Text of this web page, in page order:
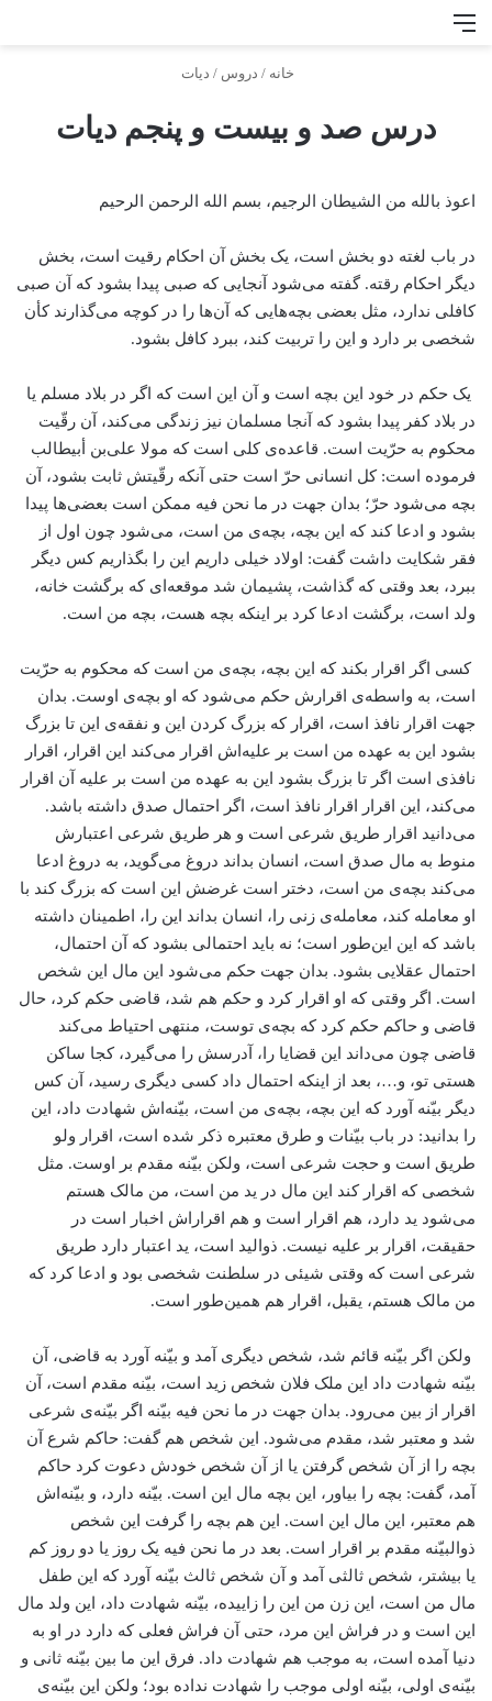
منو
خانه / دروس / دیات
درس صد و بیست و پنجم دیات
اعوذ بالله من الشیطان الرجیم، بسم الله الرحمن الرحیم
در باب لغته دو بخش است، یک بخش آن احکام رقیت است، بخش
دیگر احکام رقته. گفته می‌شود آنجایی که صبی پیدا بشود که آن صبی
کافلی ندارد، مثل بعضی بچه‌هایی که آن‌ها را در کوچه می‌گذارند کأن
شخصی بر دارد و این را تربیت کند، ببرد کافل بشود.
یک حکم در خود این بچه است و آن این است که اگر در بلاد مسلم یا
در بلاد کفر پیدا بشود که آنجا مسلمان نیز زندگی می‌کند، آن رقّیت
محکوم به حرّیت است. قاعده‌ی کلی است که مولا علی‌بن أبیطالب
فرموده است: کل انسانی حرّ است حتی آنکه رقّیتش ثابت بشود، آن
بچه می‌شود حرّ؛ بدان جهت در ما نحن فیه ممکن است بعضی‌ها پیدا
بشود و ادعا کند که این بچه، بچه‌ی من است، می‌شود چون اول از
فقر شکایت داشت گفت: اولاد خیلی داریم این را بگذاریم کس دیگر
ببرد، بعد وقتی که گذاشت، پشیمان شد موقعه‌ای که برگشت خانه،
ولد است، برگشت ادعا کرد بر اینکه بچه هست، بچه من است.
کسی اگر اقرار بکند که این بچه، بچه‌ی من است که محکوم به حرّیت
است، به واسطه‌ی اقرارش حکم می‌شود که او بچه‌ی اوست. بدان
جهت اقرار نافذ است، اقرار که بزرگ کردن این و نفقه‌ی این تا بزرگ
بشود این به عهده من است بر علیه‌اش اقرار می‌کند این اقرار، اقرار
نافذی است اگر تا بزرگ بشود این به عهده من است بر علیه آن اقرار
می‌کند، این اقرار اقرار نافذ است، اگر احتمال صدق داشته باشد.
می‌دانید اقرار طریق شرعی است و هر طریق شرعی اعتبارش
منوط به مال صدق است، انسان بداند دروغ می‌گوید، به دروغ ادعا
می‌کند بچه‌ی من است، دختر است غرضش این است که بزرگ کند با
او معامله کند، معامله‌ی زنی را، انسان بداند این را، اطمینان داشته
باشد که این این‌طور است؛ نه باید احتمالی بشود که آن احتمال،
احتمال عقلایی بشود. بدان جهت حکم می‌شود این مال این شخص
است. اگر وقتی که او اقرار کرد و حکم هم شد، قاضی حکم کرد، حال
قاضی و حاکم حکم کرد که بچه‌ی توست، منتهی احتیاط می‌کند
قاضی چون می‌داند این قضایا را، آدرسش را می‌گیرد، کجا ساکن
هستی تو، و…، بعد از اینکه احتمال داد کسی دیگری رسید، آن کس
دیگر بیّنه آورد که این بچه، بچه‌ی من است، بیّنه‌اش شهادت داد، این
را بدانید: در باب بیّنات و طرق معتبره ذکر شده است، اقرار ولو
طریق است و حجت شرعی است، ولکن بیّنه مقدم بر اوست. مثل
شخصی که اقرار کند این مال در ید من است، من مالک هستم
می‌شود ید دارد، هم اقرار است و هم اقراراش اخبار است در
حقیقت، اقرار بر علیه نیست. ذوالید است، ید اعتبار دارد طریق
شرعی است که وقتی شیئی در سلطنت شخصی بود و ادعا کرد که
من مالک هستم، یقبل، اقرار هم همین‌طور است.
ولکن اگر بیّنه قائم شد، شخص دیگری آمد و بیّنه آورد به قاضی، آن
بیّنه شهادت داد این ملک فلان شخص زید است، بیّنه مقدم است، آن
اقرار از بین می‌رود. بدان جهت در ما نحن فیه بیّنه اگر بیّنه‌ی شرعی
شد و معتبر شد، مقدم می‌شود. این شخص هم گفت: حاکم شرع آن
بچه را از آن شخص گرفتن یا از آن شخص خودش دعوت کرد حاکم
آمد، گفت: بچه را بیاور، این بچه مال این است. بیّنه دارد، و بیّنه‌اش
هم معتبر، این مال این است. این هم بچه را گرفت این شخص
ذوالبیّنه مقدم بر اقرار است. بعد در ما نحن فیه یک روز یا دو روز کم
یا بیشتر، شخص ثالثی آمد و آن شخص ثالث بیّنه آورد که این طفل
مال من است، این زن من این را زاییده، بیّنه شهادت داد، این ولد مال
این است و در فراش این مرد، حتی آن فراش فعلی که دارد در او به
دنیا آمده است، به موجب هم شهادت داد. فرق این ما بین بیّنه ثانی و
بیّنه‌ی اولی، بیّنه اولی موجب را شهادت نداده بود؛ ولکن این بیّنه‌ی